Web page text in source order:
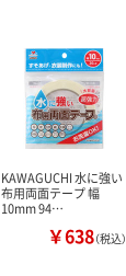
KAWAGUCHI 水に強い
布用両面テープ 幅
10mm 94…
￥638（税込）